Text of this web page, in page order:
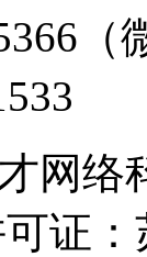
（
网络
证